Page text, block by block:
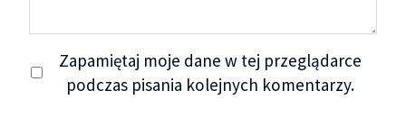
Zapamiętaj moje dane w tej przeglądarce
podczas pisania kolejnych komentarzy.